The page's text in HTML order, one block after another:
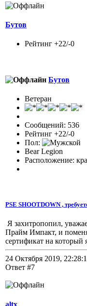
Бутов
Рейтинг +22/-0
Бутов
Ветеран
Сообщений: 536
Рейтинг +22/-0
Пол:
Bear Legion
Расположение:
PSE SHOOTDOWN ,
Я захитропопил,
Прайм Импакт, и
сертификат на который
24 Октября 2019,
Ответ #7
altx